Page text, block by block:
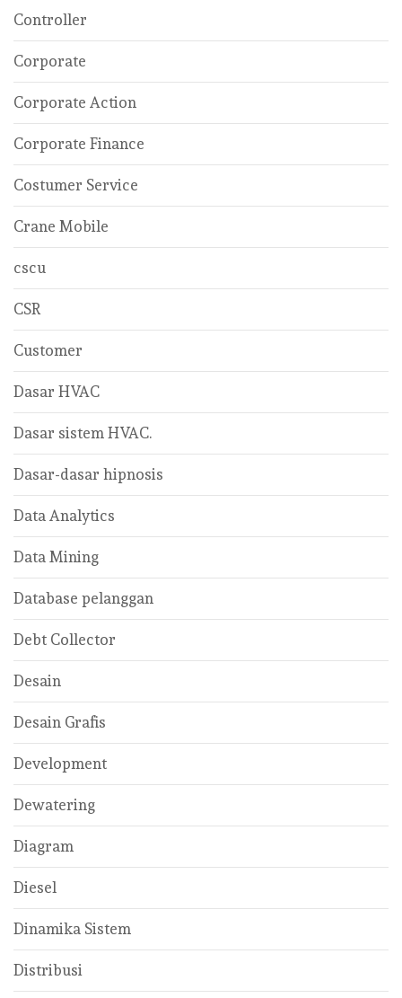
Controller
Corporate
Corporate Action
Corporate Finance
Costumer Service
Crane Mobile
cscu
CSR
Customer
Dasar HVAC
Dasar sistem HVAC.
Dasar-dasar hipnosis
Data Analytics
Data Mining
Database pelanggan
Debt Collector
Desain
Desain Grafis
Development
Dewatering
Diagram
Diesel
Dinamika Sistem
Distribusi